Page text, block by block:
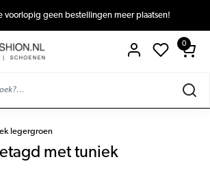
voorlopig geen bestellingen meer plaatsen!
0
legergroen
met tuniek